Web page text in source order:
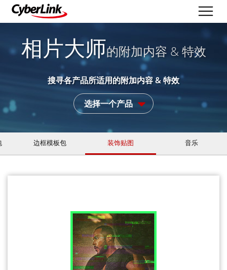
相片大师的附加内容 & 特效
搜寻各产品所适用的附加内容 & 特效
选择一个产品
边框模板包 装饰贴图 音乐